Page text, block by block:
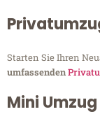
Starten Sie Ihren
umfassenden
Mini Umzug